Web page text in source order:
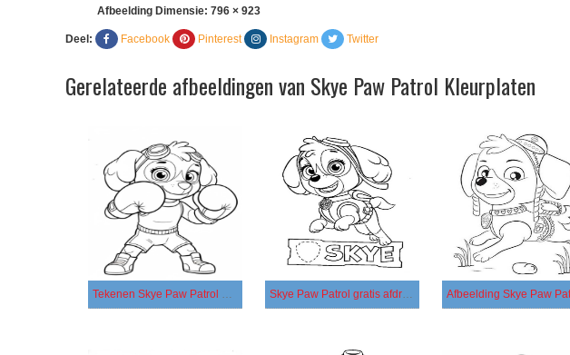
Afbeelding Dimensie: 796 × 923
Deel: Facebook Pinterest Instagram Twitter
Gerelateerde afbeeldingen van Skye Paw Patrol Kleurplaten